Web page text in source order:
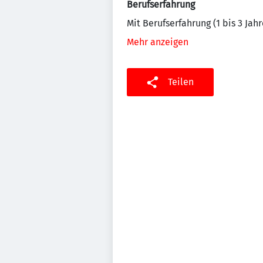
Berufserfahrung
Mit Berufserfahrung (1 bis 3
Mehr anzeigen
Teilen